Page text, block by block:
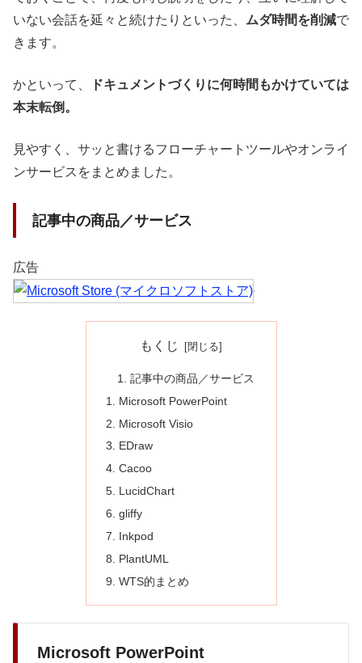
いない会話を延々と続けたりといった、 ムダ時間を削減で
きます。
かといって、
ドキュメントづくりに何時間もかけていては
本末転倒。
見やすく、サッと書けるフローチャートツールやオンライ
ンサービスをまとめました。
記事中の商品／サービス
広告
もくじ
記事中の商品／サービス
Microsoft PowerPoint
Microsoft Visio
EDraw
Cacoo
LucidChart
gliffy
Inkpod
PlantUML
WTS的まとめ
Microsoft PowerPoint